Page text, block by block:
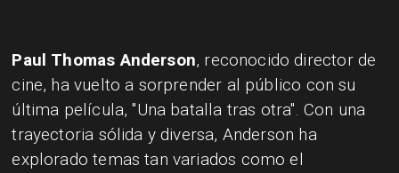
Paul Thomas Anderson, reconocido director de
cine, ha vuelto a sorprender al público con su
última película, "Una batalla tras otra". Con una
trayectoria sólida y diversa, Anderson ha
explorado temas tan variados como el